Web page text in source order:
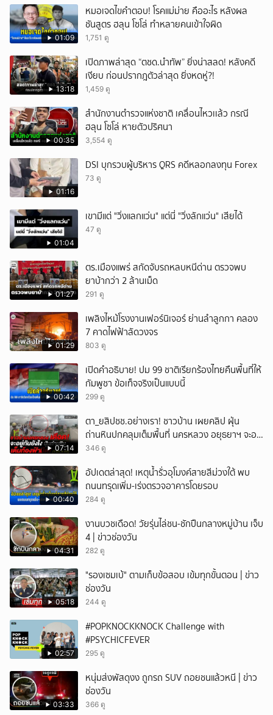
01:09
หมอเจดไขคำตอบ! โรคแม่ม่าย คืออะไร หลังผล
ชันสูตร ฮลุน โซโล่ ทำหลายคนเข้าใจผิด
1,751 ดู
13:18
เปิดภาพล่าสุด “ตชด.นำทัพ” ยิ่งน่าสลด! หลังคดี
เงียบ ก่อนปรากฎตัวล่าสุด ยิ่งหดหู่?!
1,459 ดู
00:35
สำนักงานตำรวจแห่งชาติ เคลื่อนไหวเเล้ว กรณี
ฮลุน โซโล่ หายตัวปริศนา
3,554 ดู
01:16
DSI บุกรวบผู้บริหาร QRS คดีหลอกลงทุน Forex
73 ดู
01:04
เขามีแต่ "วิ่งแลกแว่น" แต่นี่ "วิ่งลักแว่น" เสียได้
47 ดู
01:27
ตร.เมืองแพร่ สกัดจับรถหลบหนีด่าน ตรวจพบ
ยาบ้ากว่า 2 ล้านเม็ด
291 ดู
01:29
เพลิงไหม้โรงงานเฟอร์นิเจอร์ ย่านลำลูกกา คลอง
7 คาดไฟฟ้าลัดวงจร
803 ดู
00:42
เปิดคำอธิบาย! ปม 99 ชาติเรียกร้องไทยคืนพื้นที่ให้
กัมพูชา ข้อเท็จจริงเป็นแบบนี้
299 ดู
07:14
ตา_ยสิปชช.อย่างเรา! ชาวบ้าน เผยคลิป ฝุ่น
ถ่านหินปกคลุมเต็มพื้นที่ นครหลวง อยุธยาฯ จะอยู่
กันยังไง
346 ดู
00:40
อัปเดตล่าสุด! เหตุน้ำรั่วอุโมงค์สายสีม่วงใต้ พบ
ถนนทรุดเพิ่ม-เร่งตรวจอาคารโดยรอบ
284 ดู
04:31
งานบวชเดือด! วัยรุ่นไล่ชน-ชักปืนกลางหมู่บ้าน เจ็บ
4 | ข่าวช่องวัน
282 ดู
05:18
"รองเซมเบ้" ตามเก็บข้อสอบ เข้มทุกขั้นตอน | ข่าว
ช่องวัน
244 ดู
02:57
#POPKNOCKKNOCK Challenge with
#PSYCHICFEVER
295 ดู
03:33
หนุ่มส่งพัสดุงง ถูกรถ SUV ถอยชนแล้วหนี | ข่าว
ช่องวัน
366 ดู